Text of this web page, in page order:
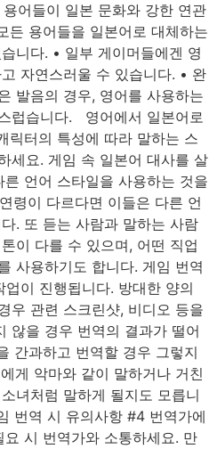
어들이 일본 문화와 강한 연관
든 용어들을 일본어로 대체하는
니다. • 일부 게이머들에겐 영
자연스러울 수 있습니다. • 완
발음의 경우, 영어를 사용하는
럽습니다. 영어에서 일본어로
릭터의 특성에 따라 말하는 스
세요. 게임 속 일본어 대사를 살
언어 스타일을 사용하는 것을
령이 다르다면 이들은 다른 언
. 또 듣는 사람과 말하는 사람
이 다를 수 있으며, 어떤 직업
사용하기도 합니다. 게임 번역
이 진행됩니다. 방대한 양의
우 관련 스크린샷, 비디오 등을
않을 경우 번역의 결과가 떨어
간과하고 번역할 경우 그렇지
게 악마와 같이 말하거나 거친
녀처럼 말하게 될지도 모릅니
번역 시 유의사항 #4 번역가에
시 번역가와 소통하세요. 만